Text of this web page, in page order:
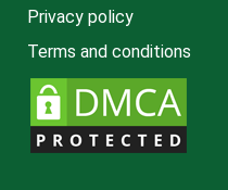
Privacy policy
Terms and conditions